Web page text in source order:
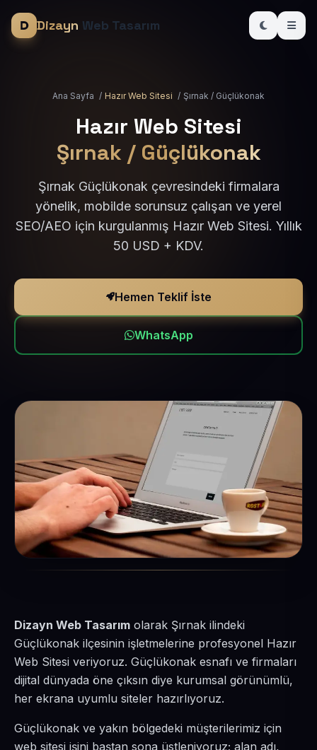
Dizayn Web Tasarım
Ana Sayfa / Hazır Web Sitesi / Şırnak / Güçlükonak
Hazır Web Sitesi
Şırnak / Güçlükonak
Şırnak Güçlükonak çevresindeki firmalara
yönelik, mobilde sorunsuz çalışan ve yerel
SEO/AEO için kurgulanmış Hazır Web Sitesi. Yıllık
50 USD + KDV.
Hemen Teklif İste
WhatsApp
Dizayn Web Tasarım olarak Şırnak ilindeki
Güçlükonak ilçesinin işletmelerine profesyonel Hazır
Web Sitesi veriyoruz. Güçlükonak esnafı ve firmaları
dijital dünyada öne çıksın diye kurumsal görünümlü,
her ekrana uyumlu siteler hazırlıyoruz.
Güçlükonak ve yakın bölgedeki müşterilerimiz için
web sitesi işini baştan sona üstleniyoruz; alan adı,